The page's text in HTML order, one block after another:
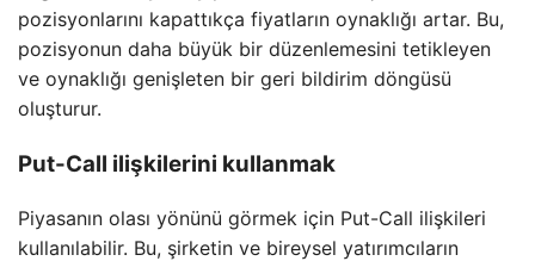
pozisyonlarını kapattıkça fiyatların oynaklığı artar. Bu,
pozisyonun daha büyük bir düzenlemesini tetikleyen
ve oynaklığı genişleten bir geri bildirim döngüsü
oluşturur.
Put-Call ilişkilerini kullanmak
Piyasanın olası yönünü görmek için Put-Call ilişkileri
kullanılabilir. Bu, şirketin ve bireysel yatırımcıların